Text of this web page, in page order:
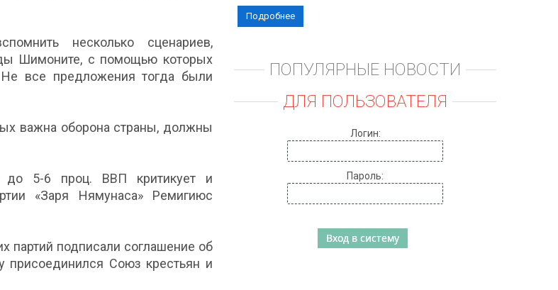
несколько сценариев,
Шимоните, с помощью которых
все предложения тогда были
важна оборона страны, должны
5-6 проц. ВВП критикует и
«Заря Нямунаса» Ремигиюс
партий подписали соглашение об
присоединился Союз крестьян и
Подробнее
ПОПУЛЯРНЫЕ НОВОСТИ
ДЛЯ ПОЛЬЗОВАТЕЛЯ
Логин:
Пароль: